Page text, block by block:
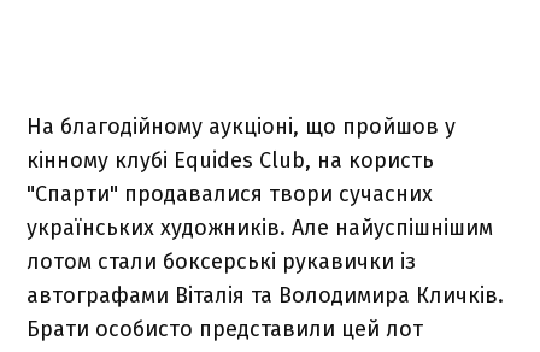
На благодійному аукціоні, що пройшов у
кінному клубі Equides Club, на користь
"Спарти" продавалися твори сучасних
українських художників. Але найуспішнішим
лотом стали боксерські рукавички із
автографами Віталія та Володимира Кличків.
Брати особисто представили цей лот